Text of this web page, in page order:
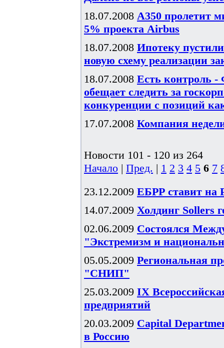
18.07.2008 A350 пролетит
5% проекта Airbus
18.07.2008 Ипотеку
новую схему реализации
18.07.2008 Есть контроль
обещает следить за
конкуренции с позиций
17.07.2008 Компания
Новости 101 - 120 из 264
Начало | Пред. | 1 2 3 4 5 6 7
23.12.2009 ЕБРР ставит на
14.07.2009 Холдинг Sollers
02.06.2009 Состоялся
"Экстремизм и
05.05.2009 Региональная
"СНИП"
25.03.2009 IX
предприятий
20.03.2009 Capital
в Россию